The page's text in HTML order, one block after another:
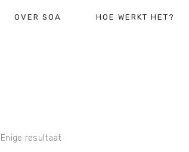
OVER SOA HOE WERKT HET?
Enige resultaat